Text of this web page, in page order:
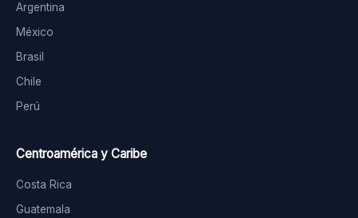
Argentina
México
Brasil
Chile
Perú
Centroamérica y Caribe
Costa Rica
Guatemala